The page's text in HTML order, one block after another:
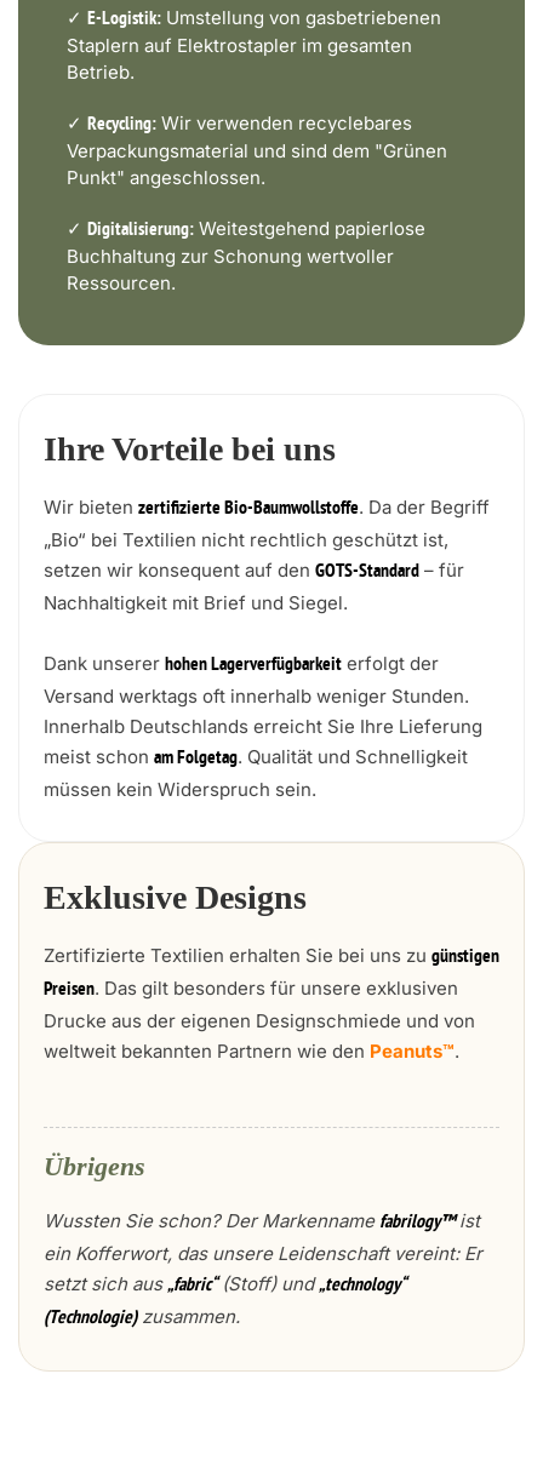
✓ E-Logistik: Umstellung von gasbetriebenen
Staplern auf Elektrostapler im gesamten
Betrieb.
✓ Recycling: Wir verwenden recyclebares
Verpackungsmaterial und sind dem "Grünen
Punkt" angeschlossen.
✓ Digitalisierung: Weitestgehend papierlose
Buchhaltung zur Schonung wertvoller
Ressourcen.
Ihre Vorteile bei uns
Wir bieten zertifizierte Bio-Baumwollstoffe. Da der Begriff
„Bio“ bei Textilien nicht rechtlich geschützt ist,
setzen wir konsequent auf den GOTS-Standard – für
Nachhaltigkeit mit Brief und Siegel.
Dank unserer hohen Lagerverfügbarkeit erfolgt der
Versand werktags oft innerhalb weniger Stunden.
Innerhalb Deutschlands erreicht Sie Ihre Lieferung
meist schon am Folgetag. Qualität und Schnelligkeit
müssen kein Widerspruch sein.
Exklusive Designs
Zertifizierte Textilien erhalten Sie bei uns zu günstigen
Preisen. Das gilt besonders für unsere exklusiven
Drucke aus der eigenen Designschmiede und von
weltweit bekannten Partnern wie den Peanuts™.
Übrigens
Wussten Sie schon? Der Markenname fabrilogy™ist
ein Kofferwort, das unsere Leidenschaft vereint: Er
setzt sich aus„fabric“(Stoff) und„technology“
(Technologie)zusammen.